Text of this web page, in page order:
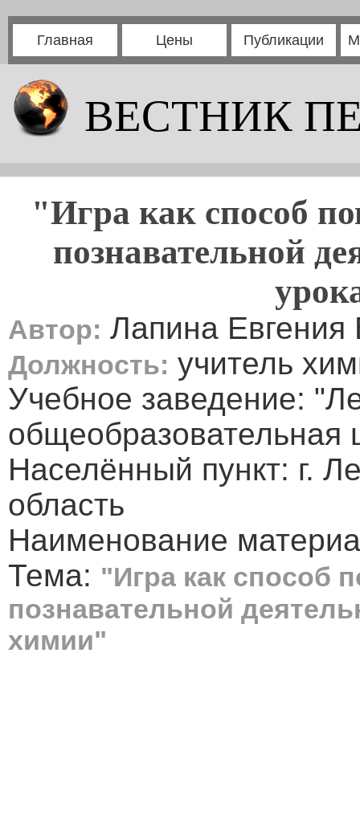
Главная Цены Публикации
ВЕСТНИК
"Игра как способ
познавательной
Автор: Лапина Евгения
Должность: учитель
Учебное заведение:
Населённый пункт: г.
область
Наименование
Тема: "Игра как способ
познавательной
химии"